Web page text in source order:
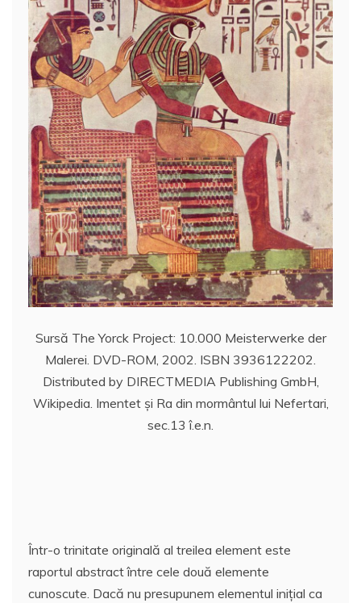
Sursă The Yorck Project: 10.000 Meisterwerke der
Malerei. DVD-ROM, 2002. ISBN 3936122202.
Distributed by DIRECTMEDIA Publishing GmbH,
Wikipedia. Imentet şi Ra din mormântul lui Nefertari,
sec.13 î.e.n.
Într-o trinitate originală al treilea element este
raportul abstract între cele două elemente
cunoscute. Dacă nu presupunem elementul iniţial ca